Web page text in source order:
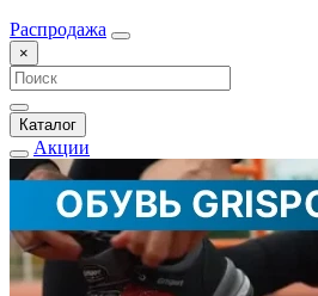
Распродажа
×
Каталог
Акции